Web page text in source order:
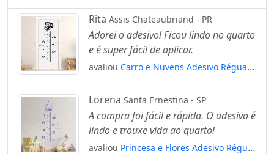
Altura para Quarto, Porta e Parede
Mod:82
Rita Assis Chateaubriand - PR
Adorei o adesivo! Ficou lindo no quarto
e é super fácil de aplicar.
avaliou Carro e Nuvens Adesivo Régua
Altura para Quarto, Porta e Parede
Mod:316
Lorena Santa Ernestina - SP
A compra foi fácil e rápida. O adesivo é
lindo e trouxe vida ao quarto!
avaliou Princesa e Flores Adesivo Régua